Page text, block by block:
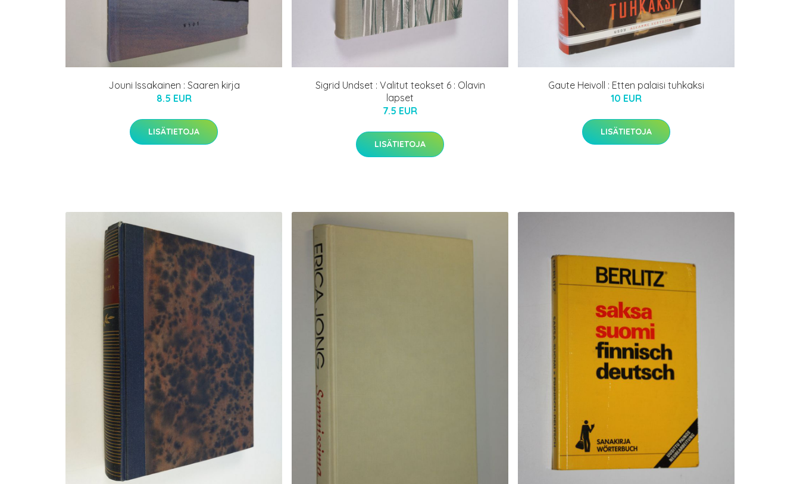
Jouni Issakainen : Saaren kirja
8.5 EUR
LISÄTIETOJA
Sigrid Undset : Valitut teokset 6 : Olavin
lapset
7.5 EUR
LISÄTIETOJA
Gaute Heivoll : Etten palaisi tuhkaksi
10 EUR
LISÄTIETOJA